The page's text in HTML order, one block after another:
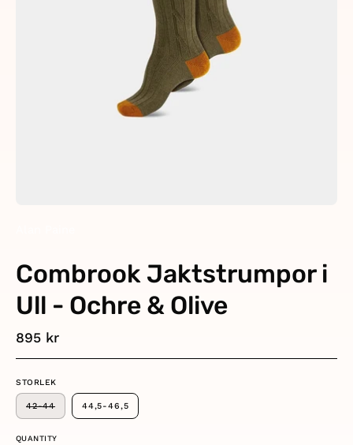
Combrook Jaktstrumpor i
Ull - Ochre & Olive
895 kr
STORLEK
42-44 44,5-46,5
QUANTITY